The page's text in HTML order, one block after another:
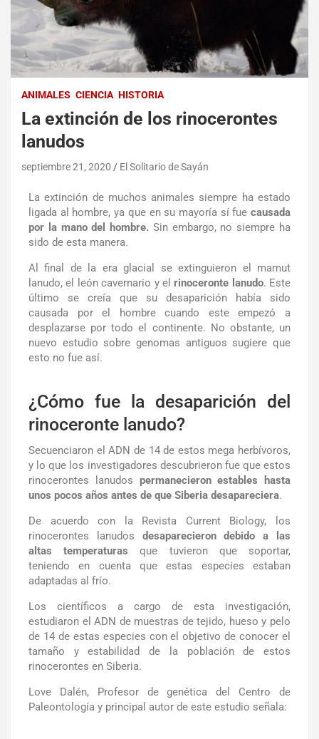
ANIMALES CIENCIA HISTORIA
La extinción de los rinocerontes
lanudos
septiembre 21, 2020 El Solitario de Sayán
La extinción de muchos animales siempre ha estado
ligada al hombre, ya que en su mayoría sí fue causada
por la mano del hombre. Sin embargo, no siempre ha
sido de esta manera.
Al final de la era glacial se extinguieron el mamut
lanudo, el león cavernario y elrinoceronte lanudo. Este
último se creía que su desaparición había sido
causada por el hombre cuando este empezó a
desplazarse por todo el continente. No obstante, un
nuevo estudio sobre genomas antiguos sugiere que
esto no fue así.
¿Cómo fue la desaparición del
rinoceronte lanudo?
Secuenciaron el ADN de 14 de estos mega herbívoros,
y lo que los investigadores descubrieron fue que estos
rinocerontes lanudos permanecieron estables hasta
unos pocos años antes de que Siberia desapareciera.
De acuerdo con la Revista Current Biology, los
rinocerontes lanudos desaparecieron debido a las
altas temperaturas que tuvieron que soportar,
teniendo en cuenta que estas especies estaban
adaptadas al frío.
Los científicos a cargo de esta investigación,
estudiaron el ADN de muestras de tejido, hueso y pelo
de 14 de estas especies con el objetivo de conocer el
tamaño y estabilidad de la población de estos
rinocerontes en Siberia.
Love Dalén, Profesor de genética del Centro de
Paleontología y principal autor de este estudio señala: